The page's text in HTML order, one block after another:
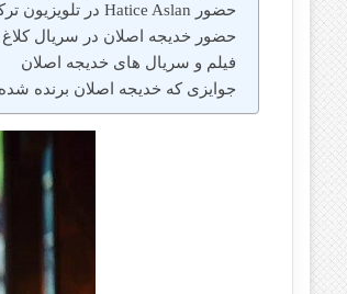
حضور Hatice Aslan در تلویزیون ترکیه
حضور خدیجه اصلان در سریال کلاغ Kuzgun (کوزگان)
فیلم و سریال های خدیجه اصلان
جوایزی که خدیجه اصلان برنده